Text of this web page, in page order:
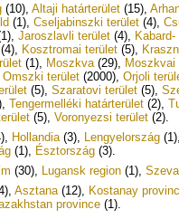
(10), Altaji határterület (15),
(1), Cseljabinszki terület (4),
, Jaroszlavli terület (4),
(4), Kosztromai terület (5),
(1), Moszkva(29), Moszkvai
Omszki terület (2000), Orjoli
(5), Szaratovi terület (5),
, Tengermelléki határterület (2),
(5), Voronyezsi terület (2).
, Hollandia(3), Lengyelország (1)
(1), Észtország (3).
(30), Lugansk region (1),
, Asztana(12), Kostanay
province (1).